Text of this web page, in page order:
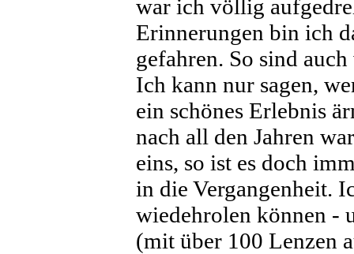
war ich völlig
Erinnerungen bin ich
gefahren. So sind
Ich kann nur sagen,
ein schönes Erlebnis
nach all den Jahren
eins, so ist es doch
in die Vergangenheit.
wiedehrolen können -
(mit über 100 Lenzen